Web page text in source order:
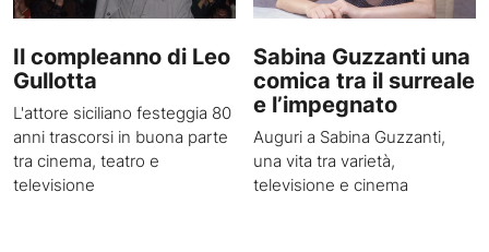
Il compleanno di Leo
Gullotta
L'attore siciliano festeggia 80
anni trascorsi in buona parte
tra cinema, teatro e
televisione
Sabina Guzzanti una
comica tra il surreale
e l’impegnato
Auguri a Sabina Guzzanti,
una vita tra varietà,
televisione e cinema